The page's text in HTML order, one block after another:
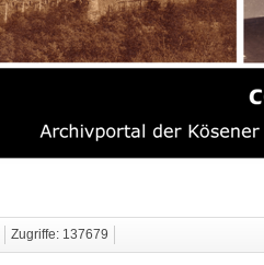
Zugriffe: 137679